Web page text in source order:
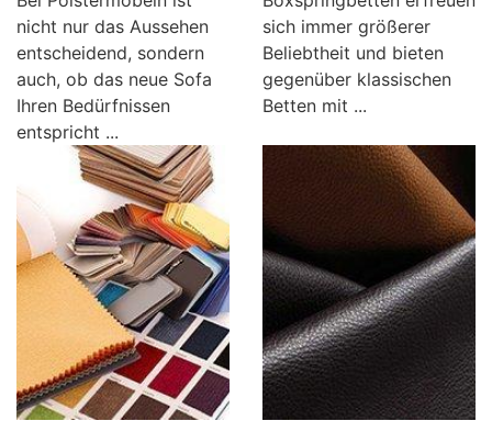
nicht nur das Aussehen
entscheidend, sondern
auch, ob das neue Sofa
Ihren Bedürfnissen
entspricht ...
sich immer größerer
Beliebtheit und bieten
gegenüber klassischen
Betten mit ...
Deals
Schlafzimmer-
Schränke
Betten
Massivholzbetten
Schlafzimmer-
Kommoden